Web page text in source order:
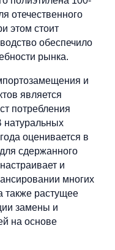
отечественного
этом стоит
обеспечило
рынка.
и
является
потребления
натуральных
оценивается в
сдержанного
и
многих
также растущее
замены и
на основе